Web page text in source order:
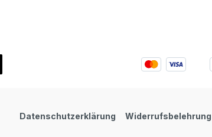
Datenschutzerklärung Widerrufsbelehrung